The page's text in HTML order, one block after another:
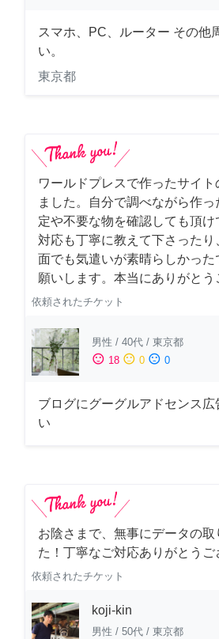
スマホ、PC、ルーター その他
い。
東京都
ワールドプレスで作ったサイ
ました。自分で調べながら作
定や不要な物を確認しても頂け
対応も丁寧に教えて下さった
面でも気遣いが素晴らしかった
願いします。本当にありがとう
依頼されたチケット
男性 / 40代 / 東京都
sentiment_satisfied 18 sentiment_neutral 0 sentiment_dissatisfied 0
ブログにグーグルアドセンス広
い
お陰さまで、無事にデータの取
た！丁寧なご対応ありがとうご
依頼されたチケット
koji-kin
男性 / 50代 / 東京都